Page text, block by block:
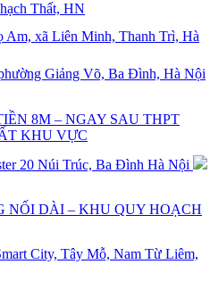
Thất, HN
Am, xã Liên Minh, Thanh Trì, Hà
Giảng Võ, Ba Đình, Hà Nội
8M – NGAY SAU THPT
KHU VỰC
20 Núi Trúc, Ba Đình Hà Nội
DÀI – KHU QUY HOẠCH
City, Tây Mỗ, Nam Từ Liêm,